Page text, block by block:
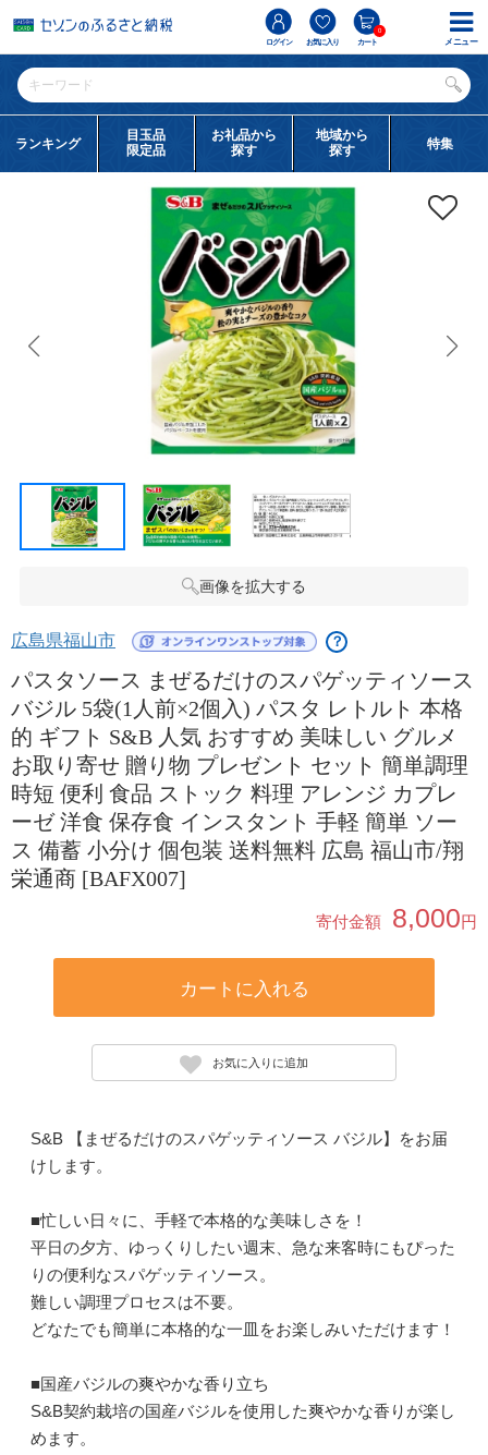
ログイン お気に入り カート
0
ランキング
目玉品
限定品
お礼品から
探す
地域から
探す
特集
画像を拡大する
広島県福山市 ？
パスタソース まぜるだけのスパゲッティソース
バジル 5袋(1人前×2個入) パスタ レトルト 本格
的 ギフト S&B 人気 おすすめ 美味しい グルメ
お取り寄せ 贈り物 プレゼント セット 簡単調理
時短 便利 食品 ストック 料理 アレンジ カプレ
ーゼ 洋食 保存食 インスタント 手軽 簡単 ソー
ス 備蓄 小分け 個包装 送料無料 広島 福山市/翔
栄通商 [BAFX007]
寄付金額 8,000円
カートに入れる
お気に入りに追加
S&B 【まぜるだけのスパゲッティソース バジル】をお届
けします。
■忙しい日々に、手軽で本格的な美味しさを！
平日の夕方、ゆっくりしたい週末、急な来客時にもぴった
りの便利なスパゲッティソース。
難しい調理プロセスは不要。
どなたでも簡単に本格的な一皿をお楽しみいただけます！
■国産バジルの爽やかな香り立ち
S&B契約栽培の国産バジルを使用した爽やかな香りが楽し
めます。
メニュー